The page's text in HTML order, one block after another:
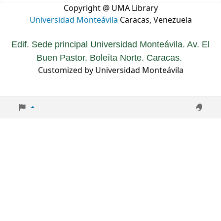
Copyright @ UMA Library
Universidad Monteávila Caracas, Venezuela
Edif. Sede principal Universidad Monteávila. Av. El
Buen Pastor. Boleíta Norte. Caracas.
Customized by Universidad Monteávila